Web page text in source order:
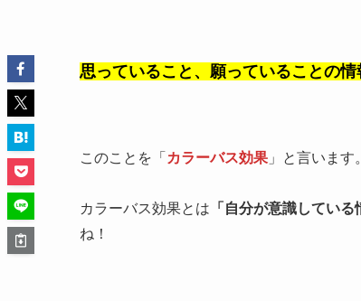
思っていること、願っていることの情
このことを「 カラーバス効果 」と言います。
カラーバス効果とは 「自分が意識してい
ね！